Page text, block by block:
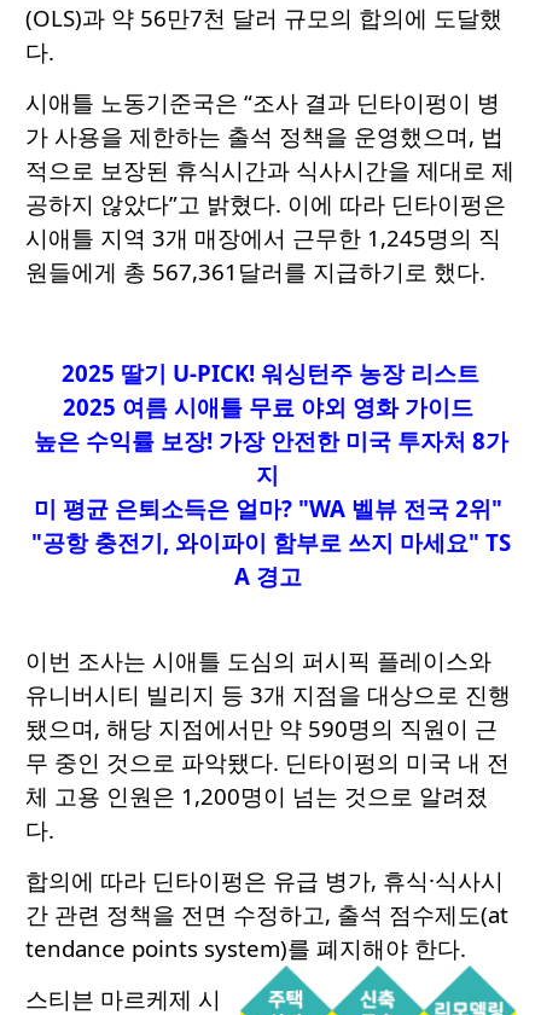
(OLS)과 약 56만7천 달러 규모의 합의에 도달했
다.
시애틀 노동기준국은 “조사 결과 딘타이펑이 병
가 사용을 제한하는 출석 정책을 운영했으며, 법
적으로 보장된 휴식시간과 식사시간을 제대로 제
공하지 않았다”고 밝혔다. 이에 따라 딘타이펑은
시애틀 지역 3개 매장에서 근무한 1,245명의 직
원들에게 총 567,361달러를 지급하기로 했다.
2025 딸기 U-PICK! 워싱턴주 농장 리스트
2025 여름 시애틀 무료 야외 영화 가이드
높은 수익률 보장! 가장 안전한 미국 투자처 8가
지
미 평균 은퇴소득은 얼마? "WA 벨뷰 전국 2위"
"공항 충전기, 와이파이 함부로 쓰지 마세요" TS
A 경고
이번 조사는 시애틀 도심의 퍼시픽 플레이스와
유니버시티 빌리지 등 3개 지점을 대상으로 진행
됐으며, 해당 지점에서만 약 590명의 직원이 근
무 중인 것으로 파악됐다. 딘타이펑의 미국 내 전
체 고용 인원은 1,200명이 넘는 것으로 알려졌
다.
합의에 따라 딘타이펑은 유급 병가, 휴식·식사시
간 관련 정책을 전면 수정하고, 출석 점수제도(at
tendance points system)를 폐지해야 한다.
스티븐 마르케제 시